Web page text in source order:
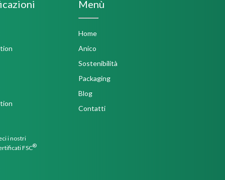
i nostri
FSC®
Menù
Home
Anico
Sostenibilità
Packaging
Blog
Contatti